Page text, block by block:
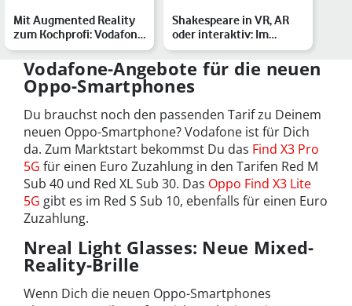
Mit Augmented Reality
zum Kochprofi: Vodafone
und Nreal machen da…
Shakespeare in VR, AR
oder interaktiv: Im
virtuellen Theater bist…
Vodafone-Angebote für die neuen
Oppo-Smartphones
Du brauchst noch den passenden Tarif zu Deinem
neuen Oppo-Smartphone? Vodafone ist für Dich
da. Zum Marktstart bekommst Du das Find X3 Pro
5G für einen Euro Zuzahlung in den Tarifen Red M
Sub 40 und Red XL Sub 30. Das Oppo Find X3 Lite
5G gibt es im Red S Sub 10, ebenfalls für einen Euro
Zuzahlung.
Nreal Light Glasses: Neue Mixed-
Reality-Brille
Wenn Dich die neuen Oppo-Smartphones